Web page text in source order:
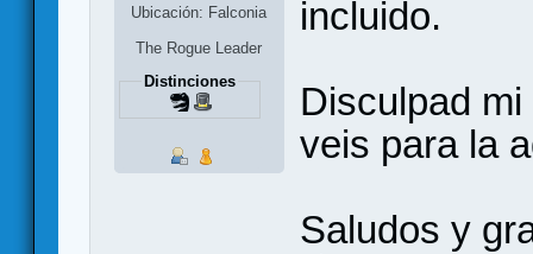
Ubicación: Falconia
The Rogue Leader
Distinciones
incluido.
Disculpad
veis para la
Saludos y